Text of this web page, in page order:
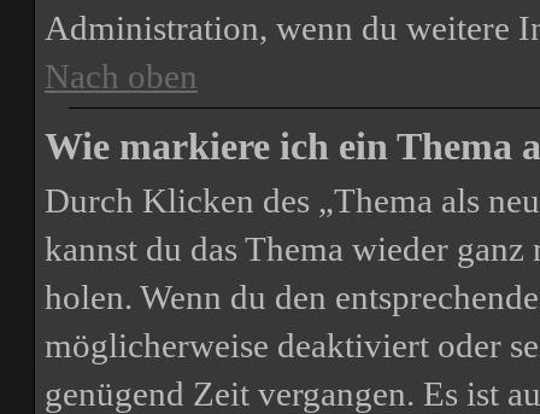
Administration, wenn du weitere
Nach oben
Wie markiere ich ein Thema
Durch Klicken des „Thema als
kannst du das Thema wieder
holen. Wenn du den
möglicherweise deaktiviert oder
genügend Zeit vergangen. Es ist